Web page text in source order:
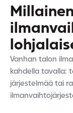
Millainen
Vanhan talon
kahdella tavalla:
järjestelmää tai